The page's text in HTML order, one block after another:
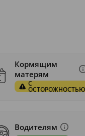
Кормящим
матерям
С
ОСТОРОЖНОСТЬЮ
Водителям